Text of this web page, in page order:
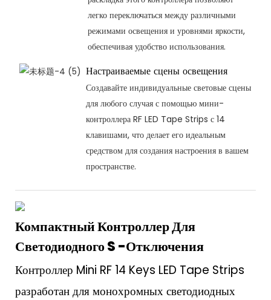
легко переключаться между различными
режимами освещения и уровнями яркости,
обеспечивая удобство использования.
Настраиваемые сцены освещения
Создавайте индивидуальные световые сцены
для любого случая с помощью мини-
контроллера RF LED Tape Strips с 14
клавишами, что делает его идеальным
средством для создания настроения в вашем
пространстве.
Компактный Контроллер Для
Светодиодного S-отключения
Контроллер Mini RF 14 Keys LED Tape Strips
разработан для монохромных светодиодных